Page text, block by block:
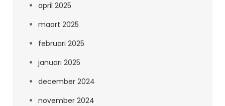
april 2025
maart 2025
februari 2025
januari 2025
december 2024
november 2024